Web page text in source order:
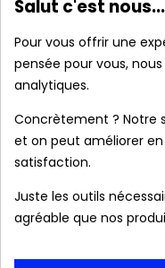
Livraison rapide
Frais de port
Salut c'est
Pour vous offrir une
pensée pour vous,
analytiques.
Concrètement ? Notre
et on peut améliorer
satisfaction.
Juste les outils
agréable que nos